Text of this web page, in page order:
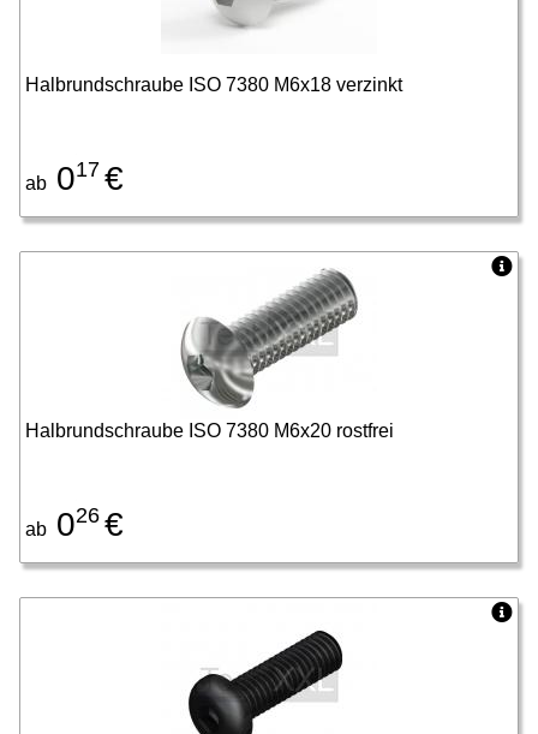
Halbrundschraube ISO 7380 M6x18 verzinkt
ab 017 €
Halbrundschraube ISO 7380 M6x20 rostfrei
ab 026 €